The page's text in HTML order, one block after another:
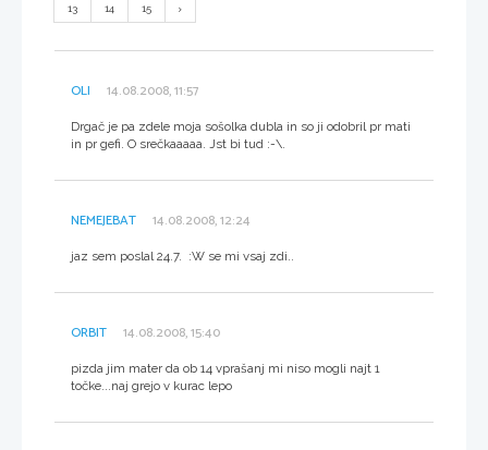
13 14 15
OLI 14.08.2008, 11:57
Drgač je pa zdele moja sošolka dubla in so ji odobril pr mati
in pr gefi. O srečkaaaaa. Jst bi tud :-\.
NEMEJEBAT 14.08.2008, 12:24
jaz sem poslal 24.7. :W se mi vsaj zdi..
ORBIT 14.08.2008, 15:40
pizda jim mater da ob 14 vprašanj mi niso mogli najt 1
točke...naj grejo v kurac lepo